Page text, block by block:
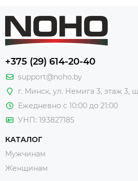
надо ходить в пуховике
Изучайте состав. Нам нужны
вещи из проверенного
Размер! Как говориться
сидел!»
Хотите узнать какая осеняя куртка
Вам? Приходите в шоу рум НOХO
закажите в интернет магазине
+375 (29) 614-20-40
support@noho.by
г. Минск, ул. Немига 3, этаж 3,
Ежедневно с 10:00 до 21:00
УНП: 193827185
КАТАЛОГ
Мужчинам
Женщинам